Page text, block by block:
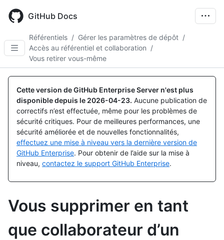
main
GitHub Docs
Référentiels / Gérer les paramètres de dépôt /
Accès au référentiel et collaboration /
Vous retirer vous-même
Cette version de GitHub Enterprise Server n'est plus
disponible depuis le 2026-04-23. Aucune publication de
correctifs n’est effectuée, même pour les problèmes de
sécurité critiques. Pour de meilleures performances, une
sécurité améliorée et de nouvelles fonctionnalités,
effectuez une mise à niveau vers la dernière version de
GitHub Enterprise. Pour obtenir de l’aide sur la mise à
niveau, contactez le support GitHub Enterprise.
Vous supprimer en tant
que collaborateur d’un